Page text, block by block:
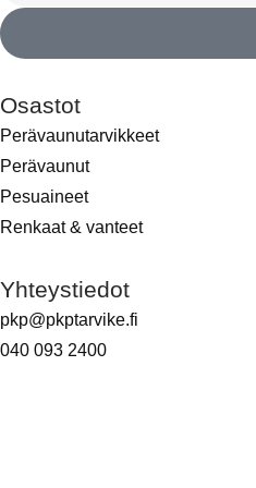
Osastot
Perävaunutarvikkeet
Perävaunut
Pesuaineet
Renkaat & vanteet
Yhteystiedot
pkp@pkptarvike.fi
040 093 2400